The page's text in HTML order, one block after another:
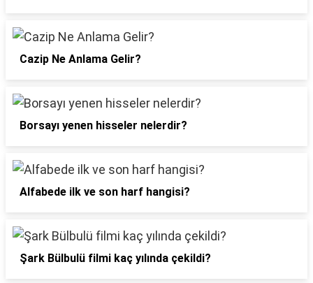
Cazip Ne Anlama Gelir?
Borsayı yenen hisseler nelerdir?
Alfabede ilk ve son harf hangisi?
Şark Bülbulü filmi kaç yılında çekildi?